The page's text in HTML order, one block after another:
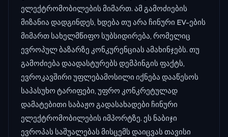
ელექტრომობილების მიმართ. ამ გამოძიების
მიზანია დადგინდეს, ხდება თუ არა ჩინური EV-ების
მიმართ სახელმწიფო სუბსიდირება, რომელიც
ევროპულ ბაზარზე კონკურენციას ამახინჯებს. თუ
გამოძიება დაადასტურებს დემპინგის ფაქტს,
ევროკავშირი უფლებამოსილი იქნება დააწესოს
საპასუხო ტარიფები, უფრო კონკრეტულად
დამატებითი საბაჟო გადასახადები ჩინური
ელექტრომობილების იმპორტზე. ეს ნაბიჯი
ევროპას საშუალებას მისცემს დაიცვას თავისი